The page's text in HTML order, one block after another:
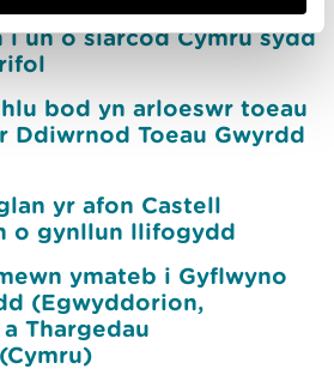
un o siarcod Cymru sydd
bod yn arloeswr toeau
Ddiwrnod Toeau Gwyrdd
yr afon Castell
o gynllun llifogydd
ymateb i Gyflwyno
(Egwyddorion,
Thargedau